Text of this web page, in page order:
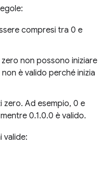
compresi tra 0 e
non possono iniziare
è valido perché inizia
zero. Ad esempio, 0 e
0.1.0.0 è valido.
valide: